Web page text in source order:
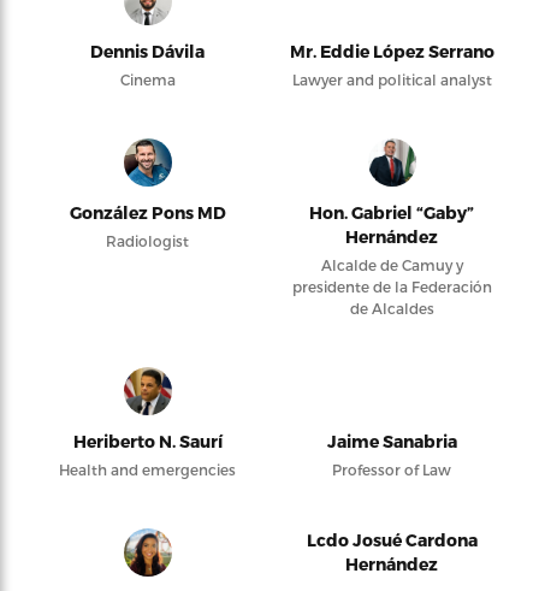
Dennis Dávila
Cinema
Mr. Eddie López Serrano
Lawyer and political analyst
González Pons MD
Radiologist
Hon. Gabriel “Gaby”
Hernández
Alcalde de Camuy y
presidente de la Federación
de Alcaldes
Heriberto N. Saurí
Health and emergencies
Jaime Sanabria
Professor of Law
Lcdo Josué Cardona
Hernández